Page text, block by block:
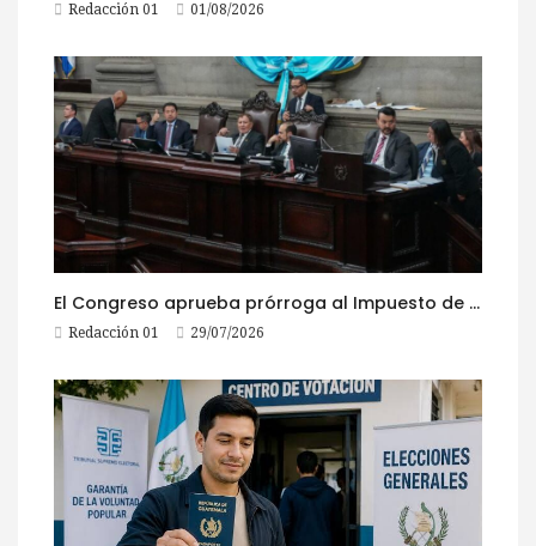
Redacción 01 01/08/2026
El Congreso aprueba prórroga al Impuesto de Circulación 2026
Redacción 01 29/07/2026